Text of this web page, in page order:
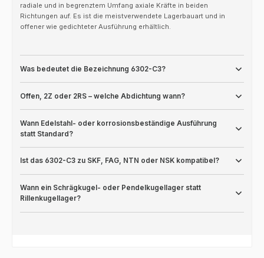
radiale und in begrenztem Umfang axiale Kräfte in beiden
Richtungen auf. Es ist die meistverwendete Lagerbauart und in
offener wie gedichteter Ausführung erhältlich.
Was bedeutet die Bezeichnung 6302-C3?
Offen, 2Z oder 2RS – welche Abdichtung wann?
Wann Edelstahl- oder korrosionsbeständige Ausführung
statt Standard?
Ist das 6302-C3 zu SKF, FAG, NTN oder NSK kompatibel?
Wann ein Schrägkugel- oder Pendelkugellager statt
Rillenkugellager?